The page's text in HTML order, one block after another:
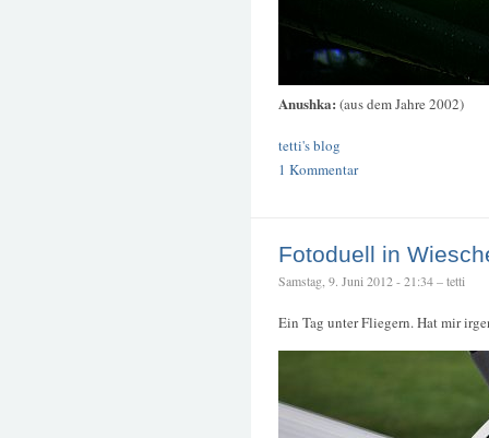
Anushka: (aus dem Jahre 2002)
tetti's blog
1 Kommentar
Fotoduell in
Samstag, 9. Juni 2012 - 21:34 – tetti
Ein Tag unter Fliegern. Hat mir